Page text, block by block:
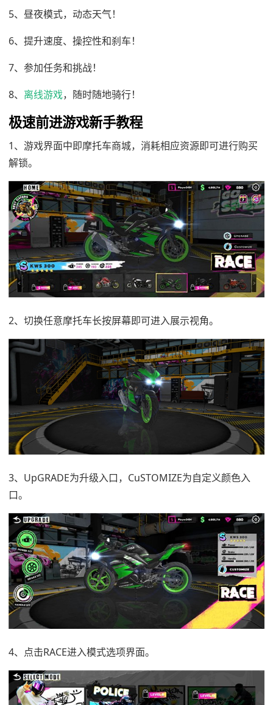
5、昼夜模式，动态天气！
6、提升速度、操控性和刹车！
7、参加任务和挑战！
8、 离线游戏，随时随地骑行！
极速前进游戏新手教程
1、游戏界面中即摩托车商城，消耗相应资源即可进行购买
解锁。
2、切换任意摩托车长按屏幕即可进入展示视角。
3、UpGRADE为升级入口，CuSTOMIZE为自定义颜色入
口。
4、点击RACE进入模式选项界面。